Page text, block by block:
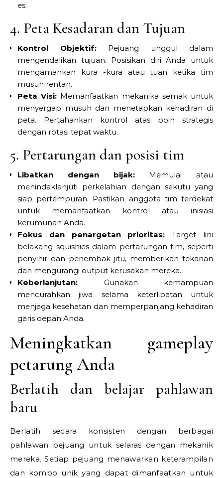
es.
4. Peta Kesadaran dan Tujuan
Kontrol Objektif:Pejuang unggul dalam
mengendalikan tujuan. Posisikan diri Anda untuk
mengamankan kura -kura atau tuan ketika tim
musuh rentan.
Peta Visi: Memanfaatkan mekanika semak untuk
menyergap musuh dan menetapkan kehadiran di
peta. Pertahankan kontrol atas poin strategis
dengan rotasi tepat waktu.
5. Pertarungan dan posisi tim
Libatkan dengan bijak:Memulai atau
menindaklanjuti perkelahian dengan sekutu yang
siap pertempuran. Pastikan anggota tim terdekat
untuk memanfaatkan kontrol atau inisiasi
kerumunan Anda.
Fokus dan penargetan prioritas: Target lini
belakang squishies dalam pertarungan tim, seperti
penyihir dan penembak jitu, memberikan tekanan
dan mengurangi output kerusakan mereka.
Keberlanjutan: Gunakan kemampuan
mencurahkan jiwa selama keterlibatan untuk
menjaga kesehatan dan memperpanjang kehadiran
garis depan Anda.
Meningkatkan gameplay
petarung Anda
Berlatih dan belajar pahlawan
baru
Berlatih secara konsisten dengan berbagai
pahlawan pejuang untuk selaras dengan mekanik
mereka. Setiap pejuang menawarkan keterampilan
dan kombo unik yang dapat dimanfaatkan untuk